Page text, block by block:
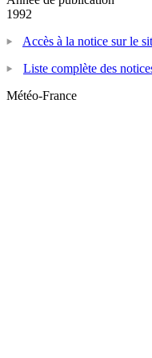
1992
Accès à la notice sur le
Liste complète des
Météo-France